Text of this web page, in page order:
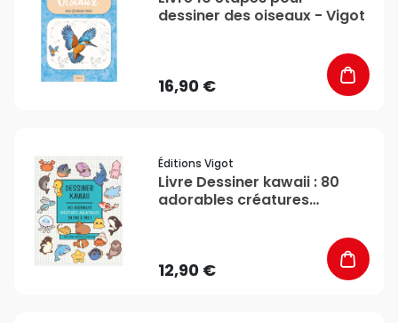
dessiner des oiseaux - Vigot
16,90 €
Éditions Vigot
Livre Dessiner kawaii : 80
adorables créatures
12,90 €